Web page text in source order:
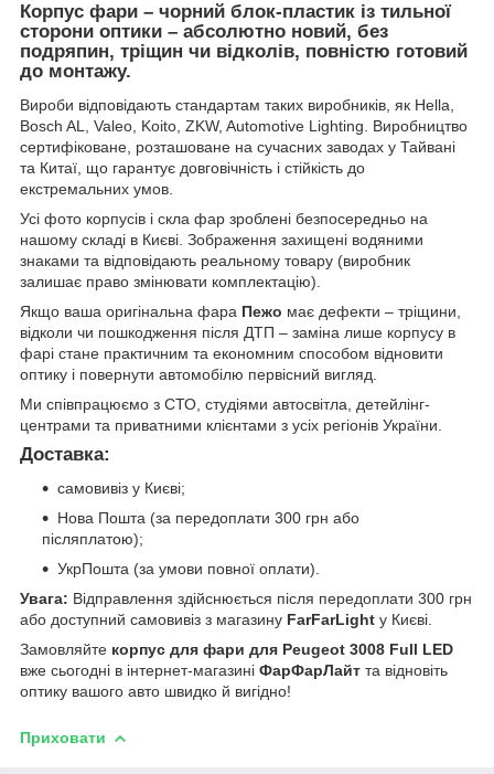
Корпус фари – чорний блок-пластик із тильної
сторони оптики – абсолютно новий, без
подряпин, тріщин чи відколів, повністю готовий
до монтажу.
Вироби відповідають стандартам таких виробників, як Hella,
Bosch AL, Valeo, Koito, ZKW, Automotive Lighting. Виробництво
сертифіковане, розташоване на сучасних заводах у Тайвані
та Китаї, що гарантує довговічність і стійкість до
екстремальних умов.
Усі фото корпусів і скла фар зроблені безпосередньо на
нашому складі в Києві. Зображення захищені водяними
знаками та відповідають реальному товару (виробник
залишає право змінювати комплектацію).
Якщо ваша оригінальна фара Пежо має дефекти – тріщини,
відколи чи пошкодження після ДТП – заміна лише корпусу в
фарі стане практичним та економним способом відновити
оптику і повернути автомобілю первісний вигляд.
Ми співпрацюємо з СТО, студіями автосвітла, детейлінг-
центрами та приватними клієнтами з усіх регіонів України.
Доставка:
самовивіз у Києві;
Нова Пошта (за передоплати 300 грн або
післяплатою);
УкрПошта (за умови повної оплати).
Увага: Відправлення здійснюється після передоплати 300 грн
або доступний самовивіз з магазину FarFarLight у Києві.
Замовляйте корпус для фари для Peugeot 3008 Full LED
вже сьогодні в інтернет-магазині ФарФарЛайт та відновіть
оптику вашого авто швидко й вигідно!
Приховати